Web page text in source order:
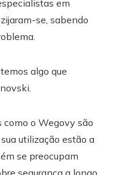
em
se, sabendo
algo que
o Wegovy são
utilização estão a
se preocupam